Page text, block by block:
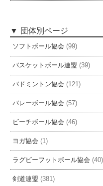
団体別ページ
ソフトボール協会 (99)
バスケットボール連盟 (39)
バドミントン協会 (121)
バレーボール協会 (57)
ビーチボール協会 (46)
ヨガ協会 (1)
ラグビーフットボール協会 (40)
剣道連盟 (381)